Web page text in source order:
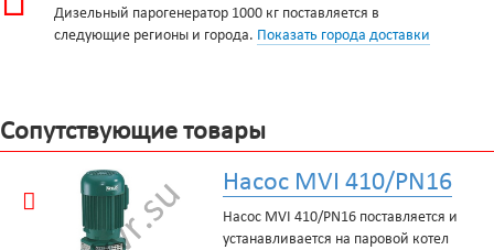
Дизельный парогенератор 1000 кг поставляется в
следующие регионы и города. Показать города доставки
Сопутствующие товары
Насос MVI 410/PN16
Насос MVI 410/PN16 поставляется и
устанавливается на паровой котел